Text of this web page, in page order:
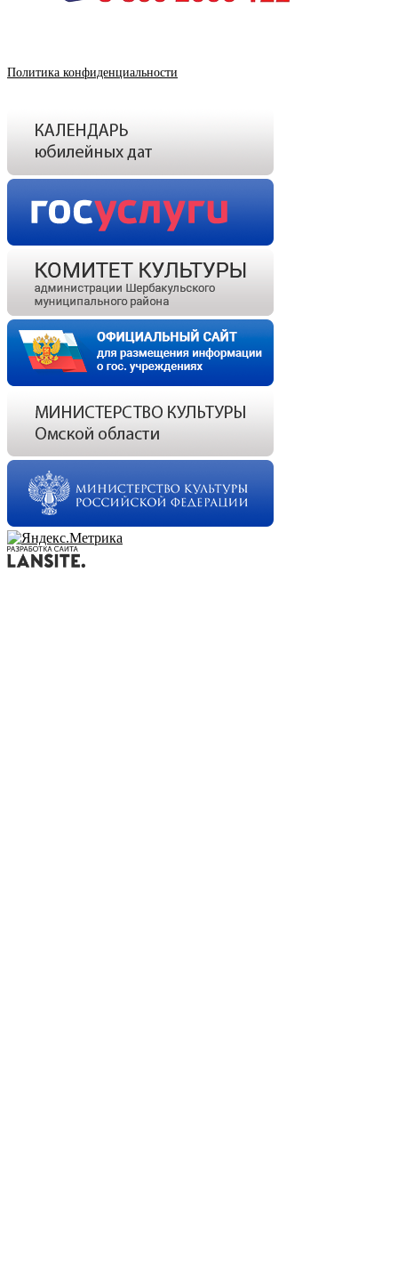
Политика конфиденциальности